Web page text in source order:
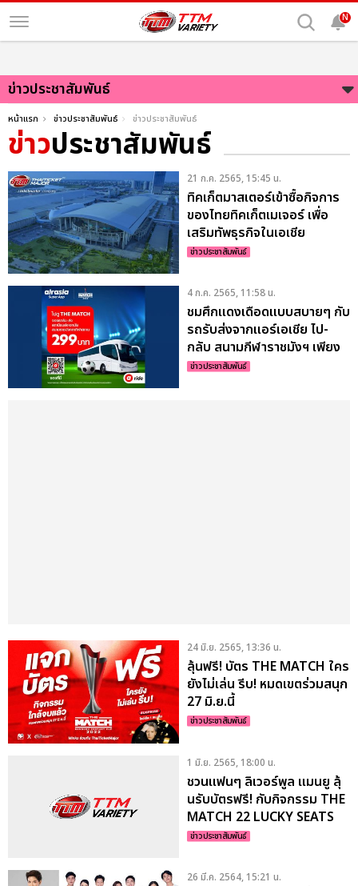
N
ข่าวประชาสัมพันธ์
หน้าแรก ข่าวประชาสัมพันธ์ ข่าวประชาสัมพันธ์
ข่าวประชาสัมพันธ์
21 ก.ค. 2565, 15:45 น.
ทิคเก็ตมาสเตอร์เข้าซื้อกิจการ
ของไทยทิคเก็ตเมเจอร์ เพื่อ
เสริมทัพธุรกิจในเอเชีย
ข่าวประชาสัมพันธ์
4 ก.ค. 2565, 11:58 น.
ชมศึกแดงเดือดแบบสบายๆ กับ
รถรับส่งจากแอร์เอเชีย ไป-
กลับ สนามกีฬาราชมังฯ เพียง
299
ข่าวประชาสัมพันธ์
24 มิ.ย. 2565, 13:36 น.
ลุ้นฟรี! บัตร THE MATCH ใคร
ยังไม่เล่น รีบ! หมดเขตร่วมสนุก
27 มิ.ย.นี้
ข่าวประชาสัมพันธ์
1 มิ.ย. 2565, 18:00 น.
ชวนแฟนๆ ลิเวอร์พูล แมนยู ลุ้
นรับบัตรฟรี! กับกิจกรรม THE
MATCH 22 LUCKY SEATS
ข่าวประชาสัมพันธ์
26 มี.ค. 2564, 15:21 น.